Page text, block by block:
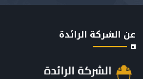
عن الشركة الرائدة